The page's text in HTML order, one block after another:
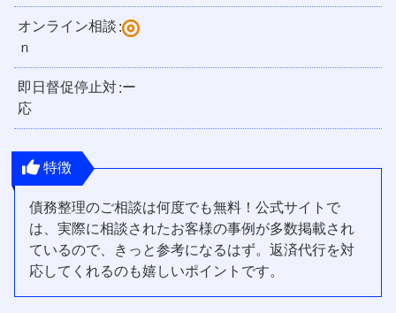
オンライン相談
ｎ
:
即日督促停止対
応
:ー
特徴
債務整理のご相談は何度でも無料！公式サイトで
は、実際に相談されたお客様の事例が多数掲載され
ているので、きっと参考になるはず。返済代行を対
応してくれるのも嬉しいポイントです。